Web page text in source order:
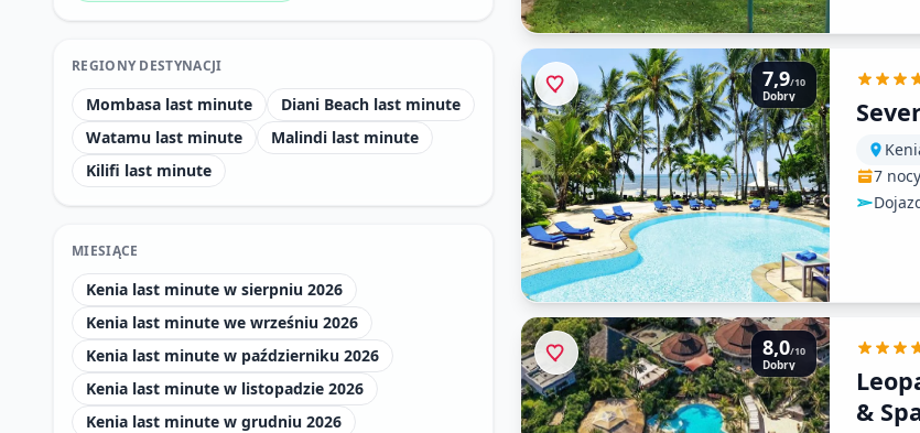
REGIONY DESTYNACJI
Mombasa last minute
Diani Beach last minute
Watamu last minute
Malindi last minute
Kilifi last minute
MIESIĄCE
Kenia last minute w sierpniu 2026
Kenia last minute we wrześniu 2026
Kenia last minute w październiku 2026
Kenia last minute w listopadzie 2026
Kenia last minute w grudniu 2026
7,9/10
Dobry
7 nocy
8,0/10
Dobry
&